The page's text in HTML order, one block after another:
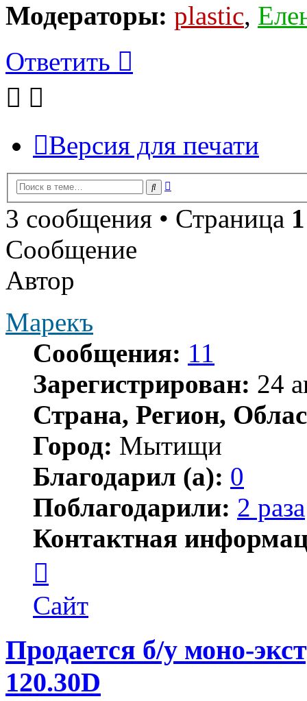
Модераторы: plastic,
Ответить
Версия для печати
Поиск
3 сообщения • Страница 1
Сообщение
Автор
Марекъ
Сообщения: 11
Зарегистрирован: 24
Страна, Регион,
Город: Мытищи
Благодарил (а): 0
Поблагодарили: 2 раза
Контактная
пользователя
Марекъ
Сайт
Продается б/у моно-
120.30D